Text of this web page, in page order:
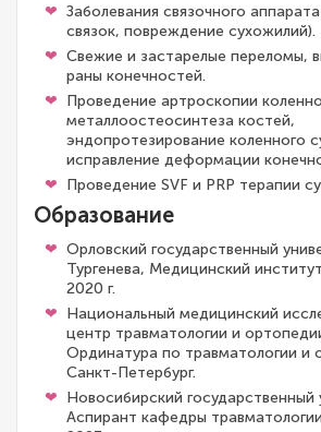
Заболевания связочного
связок, повреждение сухожилий).
Свежие и застарелые переломы,
раны конечностей.
Проведение артроскопии
металлоостеосинтеза костей,
эндопротезирование коленного
исправление деформации
Проведение SVF и PRP терапии
Образование
Орловский государственный
Тургенева, Медицинский
2020 г.
Национальный медицинский
центр травматологии и
Ординатура по травматологии и
Санкт-Петербург.
Новосибирский государственный
Аспирант кафедры